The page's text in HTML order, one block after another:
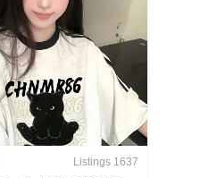
Listings 1637